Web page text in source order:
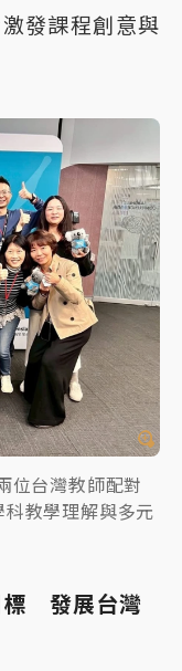
發課程創意與
位台灣教師配對
教學理解與多元
標 發展台灣